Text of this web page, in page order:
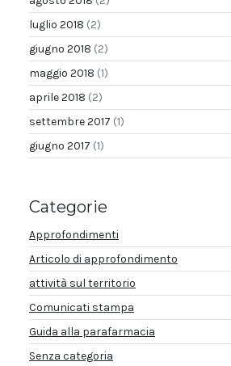
luglio 2018 (2)
giugno 2018 (2)
maggio 2018 (1)
aprile 2018 (2)
settembre 2017 (1)
giugno 2017 (1)
Categorie
Approfondimenti
Articolo di approfondimento
attività sul territorio
Comunicati stampa
Guida alla parafarmacia
Senza categoria